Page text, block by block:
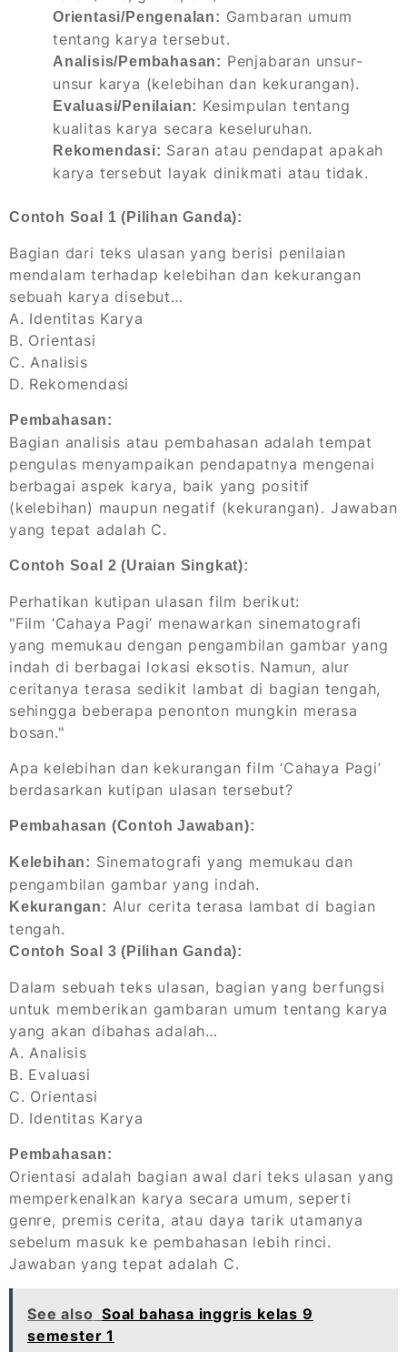
Orientasi/Pengenalan: Gambaran umum
tentang karya tersebut.
Analisis/Pembahasan: Penjabaran unsur-
unsur karya (kelebihan dan kekurangan).
Evaluasi/Penilaian: Kesimpulan tentang
kualitas karya secara keseluruhan.
Rekomendasi: Saran atau pendapat apakah
karya tersebut layak dinikmati atau tidak.
Contoh Soal 1 (Pilihan Ganda):
Bagian dari teks ulasan yang berisi penilaian
mendalam terhadap kelebihan dan kekurangan
sebuah karya disebut…
A. Identitas Karya
B. Orientasi
C. Analisis
D. Rekomendasi
Pembahasan:
Bagian analisis atau pembahasan adalah tempat
pengulas menyampaikan pendapatnya mengenai
berbagai aspek karya, baik yang positif
(kelebihan) maupun negatif (kekurangan). Jawaban
yang tepat adalah C.
Contoh Soal 2 (Uraian Singkat):
Perhatikan kutipan ulasan film berikut:
"Film ‘Cahaya Pagi’ menawarkan sinematografi
yang memukau dengan pengambilan gambar yang
indah di berbagai lokasi eksotis. Namun, alur
ceritanya terasa sedikit lambat di bagian tengah,
sehingga beberapa penonton mungkin merasa
bosan."
Apa kelebihan dan kekurangan film ‘Cahaya Pagi’
berdasarkan kutipan ulasan tersebut?
Pembahasan (Contoh Jawaban):
Kelebihan: Sinematografi yang memukau dan
pengambilan gambar yang indah.
Kekurangan: Alur cerita terasa lambat di bagian
tengah.
Contoh Soal 3 (Pilihan Ganda):
Dalam sebuah teks ulasan, bagian yang berfungsi
untuk memberikan gambaran umum tentang karya
yang akan dibahas adalah…
A. Analisis
B. Evaluasi
C. Orientasi
D. Identitas Karya
Pembahasan:
Orientasi adalah bagian awal dari teks ulasan yang
memperkenalkan karya secara umum, seperti
genre, premis cerita, atau daya tarik utamanya
sebelum masuk ke pembahasan lebih rinci.
Jawaban yang tepat adalah C.
See also Soal bahasa inggris kelas 9
semester 1